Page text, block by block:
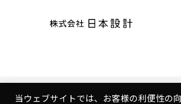
Copyright © NIHON SEKKEI, INC.
当ウェブサイトでは、お客様の利便性の